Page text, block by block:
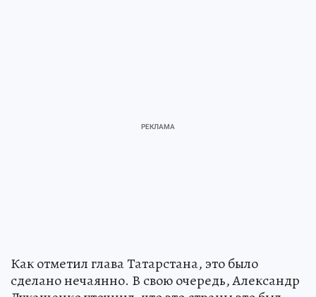
Как отметил глава Татарстана, это было
сделано нечаянно. В свою очередь, Александр